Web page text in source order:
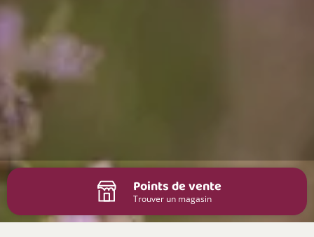
Points de vente
Trouver un magasin